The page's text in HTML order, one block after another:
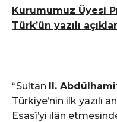
Kurumumuz Üyesi
Türk’ün yazılı
“Sultan II.
Türkiye’nin ilk yazılı
Esasî’yi ilân